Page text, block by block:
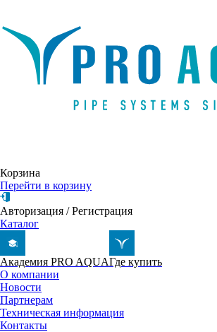
Корзина
Перейти в корзину
Авторизация /Регистрация
Каталог
Академия PRO AQUAГде купить
О компании
Новости
Партнерам
Техническая информация
Контакты